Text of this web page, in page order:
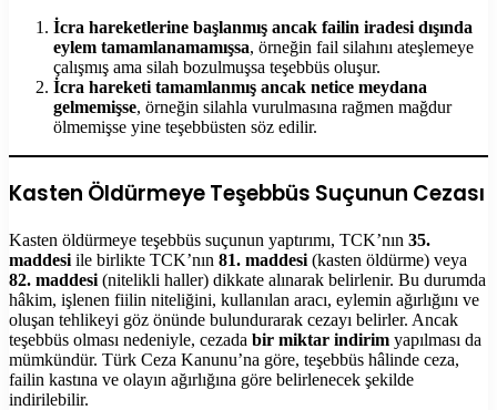
İcra hareketlerine başlanmış ancak failin iradesi dışında
eylem tamamlanamamışsa, örneğin fail silahını ateşlemeye
çalışmış ama silah bozulmuşsa teşebbüs oluşur.
İcra hareketi tamamlanmış ancak netice meydana
gelmemişse, örneğin silahla vurulmasına rağmen mağdur
ölmemişse yine teşebbüsten söz edilir.
Kasten Öldürmeye Teşebbüs Suçunun Cezası
Kasten öldürmeye teşebbüs suçunun yaptırımı, TCK’nın 35.
maddesi ile birlikte TCK’nın 81. maddesi (kasten öldürme) veya
82. maddesi (nitelikli haller) dikkate alınarak belirlenir. Bu durumda
hâkim, işlenen fiilin niteliğini, kullanılan aracı, eylemin ağırlığını ve
oluşan tehlikeyi göz önünde bulundurarak cezayı belirler. Ancak
teşebbüs olması nedeniyle, cezada bir miktar indirim yapılması da
mümkündür. Türk Ceza Kanunu’na göre, teşebbüs hâlinde ceza,
failin kastına ve olayın ağırlığına göre belirlenecek şekilde
indirilebilir.